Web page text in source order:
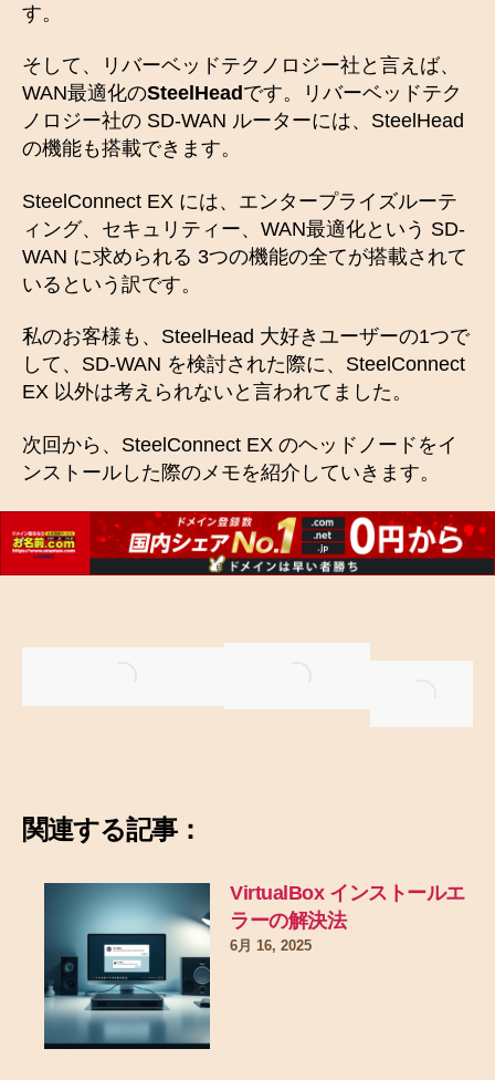
す。
そして、リバーベッドテクノロジー社と言えば、
WAN最適化のSteelHead です。リバーベッドテク
ノロジー社の SD-WAN ルーターには、SteelHead
の機能も搭載できます。
SteelConnect EX には、エンタープライズルーテ
ィング、セキュリティー、WAN最適化という SD-
WAN に求められる 3つの機能の全てが搭載されて
いるという訳です。
私のお客様も、SteelHead 大好きユーザーの1つで
して、SD-WAN を検討された際に、SteelConnect
EX 以外は考えられないと言われてました。
次回から、SteelConnect EX のヘッドノードをイ
ンストールした際のメモを紹介していきます。
関連する記事：
VirtualBox インストールエ
ラーの解決法
6月 16, 2025